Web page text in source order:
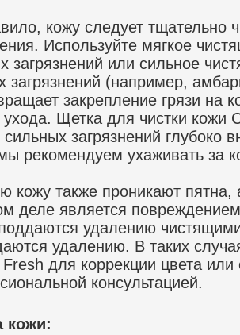
кожу следует тщательно
Используйте мягкое
загрязнений или сильное
загрязнений (например,
закрепление грязи на
ухода. Щетка для чистки кожи
сильных загрязнений глубоко
рекомендуем ухаживать за
кожу также проникают пятна,
деле является
удалению
удалению. В таких
для коррекции цвета или
консультацией.
кожи: